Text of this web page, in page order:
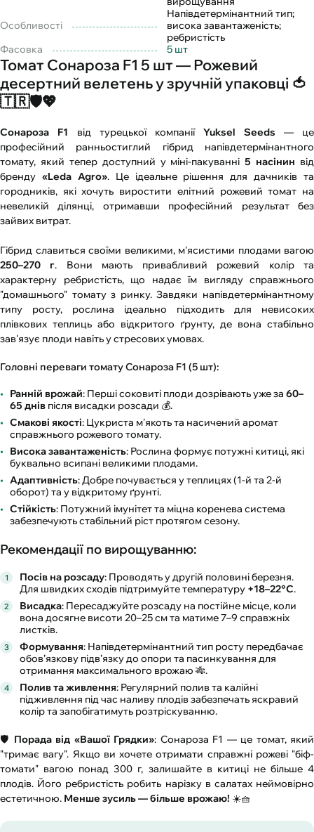
Особливості
Напівдетермінантний тип;
висока завантаженість;
ребристість
Фасовка
5 шт
Томат Сонароза F1 5 шт — Рожевий
десертний велетень у зручній упаковці 🍅
🇹🇷🛡️💖
Сонароза F1 від турецької компаніїYuksel Seeds — це
професійний ранньостиглий гібрид напівдетермінантного
томату, який тепер доступний у міні-пакуванні5 насінин від
бренду «Leda Agro». Це ідеальне рішення для дачників та
городників, які хочуть виростити елітний рожевий томат на
невеликій ділянці, отримавши професійний результат без
зайвих витрат.
Гібрид славиться своїми великими, м'ясистими плодами вагою
250–270 г. Вони мають привабливий рожевий колір та
характерну ребристість, що надає їм вигляду справжнього
"домашнього" томату з ринку. Завдяки напівдетермінантному
типу росту, рослина ідеально підходить для невисоких
плівкових теплиць або відкритого ґрунту, де вона стабільно
зав'язує плоди навіть у стресових умовах.
Головні переваги томату Сонароза F1 (5 шт):
Ранній врожай: Перші соковиті плоди дозрівають уже за 60–
65 днів після висадки розсади 💰.
Смакові якості: Цукриста м'якоть та насичений аромат
справжнього рожевого томату.
Висока завантаженість: Рослина формує потужні китиці, які
буквально всипані великими плодами.
Адаптивність: Добре почувається у теплицях (1-й та 2-й
оборот) та у відкритому ґрунті.
Стійкість: Потужний імунітет та міцна коренева система
забезпечують стабільний ріст протягом сезону.
Рекомендації по вирощуванню:
Посів на розсаду: Проводять у другій половині березня.
Для швидких сходів підтримуйте температуру +18–22°C.
Висадка: Пересаджуйте розсаду на постійне місце, коли
вона досягне висоти 20–25 см та матиме 7–9 справжніх
листків.
Формування: Напівдетермінантний тип росту передбачає
обов’язкову підв’язку до опори та пасинкування для
отримання максимального врожаю 🎋.
Полив та живлення: Регулярний полив та калійні
підживлення під час наливу плодів забезпечать яскравий
колір та запобігатимуть розтріскуванню.
🛡️ Порада від «Вашої Грядки»: Сонароза F1 — це томат, який
"тримає вагу". Якщо ви хочете отримати справжні рожеві "біф-
томати" вагою понад 300 г, залишайте в китиці не більше 4
плодів. Його ребристість робить нарізку в салатах неймовірно
естетичною. Менше зусиль — більше врожаю! ☀️🧺